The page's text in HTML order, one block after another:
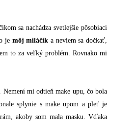
sa nachádza svetlejšie pôsobiaci
je môj miláčika neviem sa dočkať,
to za veľký problém. Rovnako mi
mi odtieň make upu, čo bola
splynie s make upom a pleť je
akoby som mala masku. Vďaka